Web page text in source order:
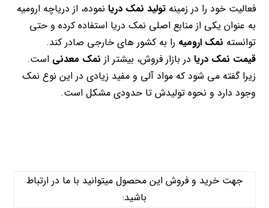
فعالیت خود را در زمینهتولید نمک دریا نموده، از دریاچه ارومیه
به عنوان یکی از منابع اصلی نمک دریا استفاده کرده و حتی
توانسته نمک ارومیه را به کشور های خارجی صادر کند.
قیمت نمک دریا در بازار فروش، بیشتر از نمک معدنی است.
زیرا گفته می شود که مواد آلی و مفید زیادی در این نوع نمک
وجود دارد و نحوه تولیدش تا حدودی مشکل است.
جهت خرید و فروش این محصول میتوانید با ما در ارتباط
باشید: